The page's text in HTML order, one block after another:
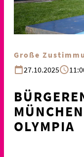
Große
27.10.2025
OLYMPIA